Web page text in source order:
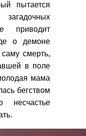
пытается
приводит
о демоне
смерть,
в поле
мама
бегством